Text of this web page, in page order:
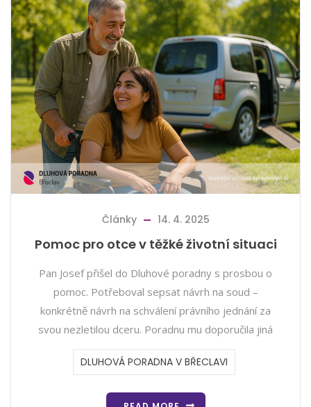
Články 14. 4. 2025
Pomoc pro otce v těžké životní situaci
Pan Josef přišel do Dluhové poradny s prosbou o
pomoc. Potřeboval sepsat návrh na soud –
konkrétně návrh na schválení právního jednání za
svou nezletilou dceru. Poradnu mu doporučila jiná
DLUHOVÁ PORADNA V BŘECLAVI